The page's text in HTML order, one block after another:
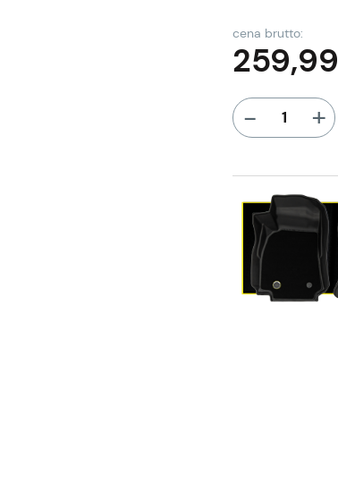
cena brutto:
259,99
- +